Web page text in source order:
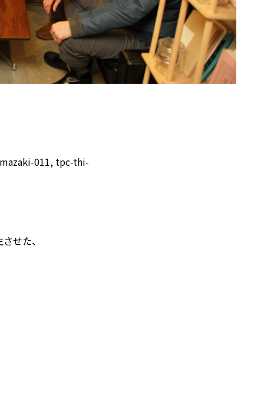
011, tpc-thi-
せた、